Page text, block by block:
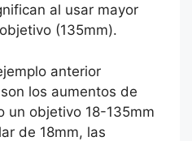
al usar mayor
(135mm).
anterior
los aumentos de
un objetivo 18-135mm
de 18mm, las